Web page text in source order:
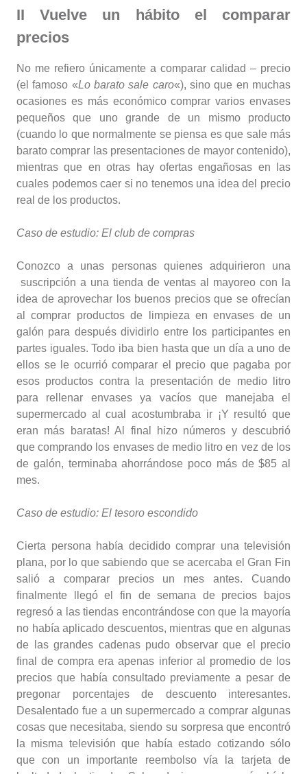
II Vuelve un hábito el comparar
precios
No me refiero únicamente a comparar calidad – precio
(el famoso «Lo barato sale caro«), sino que en muchas
ocasiones es más económico comprar varios envases
pequeños que uno grande de un mismo producto
(cuando lo que normalmente se piensa es que sale más
barato comprar las presentaciones de mayor contenido),
mientras que en otras hay ofertas engañosas en las
cuales podemos caer si no tenemos una idea del precio
real de los productos.
Caso de estudio: El club de compras
Conozco a unas personas quienes adquirieron una
suscripción a una tienda de ventas al mayoreo con la
idea de aprovechar los buenos precios que se ofrecían
al comprar productos de limpieza en envases de un
galón para después dividirlo entre los participantes en
partes iguales. Todo iba bien hasta que un día a uno de
ellos se le ocurrió comparar el precio que pagaba por
esos productos contra la presentación de medio litro
para rellenar envases ya vacíos que manejaba el
supermercado al cual acostumbraba ir ¡Y resultó que
eran más baratas! Al final hizo números y descubrió
que comprando los envases de medio litro en vez de los
de galón, terminaba ahorrándose poco más de $85 al
mes.
Caso de estudio: El tesoro escondido
Cierta persona había decidido comprar una televisión
plana, por lo que sabiendo que se acercaba el Gran Fin
salió a comparar precios un mes antes. Cuando
finalmente llegó el fin de semana de precios bajos
regresó a las tiendas encontrándose con que la mayoría
no había aplicado descuentos, mientras que en algunas
de las grandes cadenas pudo observar que el precio
final de compra era apenas inferior al promedio de los
precios que había consultado previamente a pesar de
pregonar porcentajes de descuento interesantes.
Desalentado fue a un supermercado a comprar algunas
cosas que necesitaba, siendo su sorpresa que encontró
la misma televisión que había estado cotizando sólo
que con un importante reembolso vía la tarjeta de